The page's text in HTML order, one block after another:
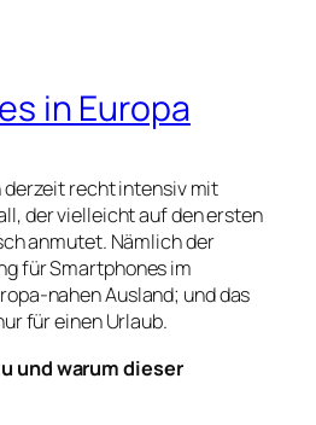
in Europa
recht intensiv mit
der vielleicht auf den ersten
anmutet. Nämlich der
für Smartphones im
nahen Ausland; und das
für einen Urlaub.
und warum dieser